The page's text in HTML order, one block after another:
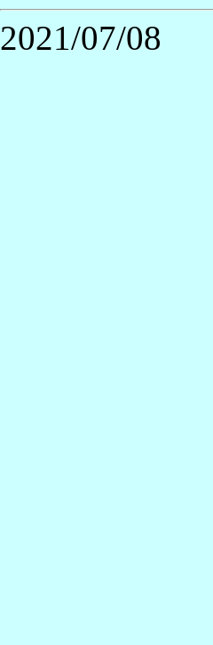
2021/07/08